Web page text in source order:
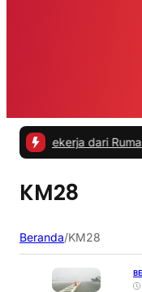
dari Rumah|#2 -
KM28
Beranda/KM28